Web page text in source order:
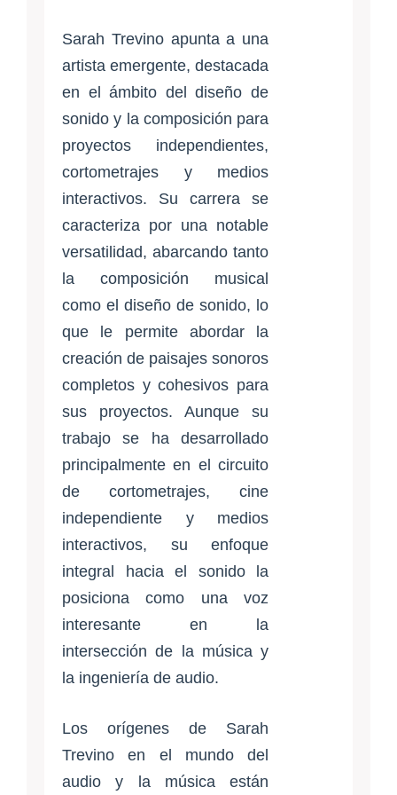
Sarah Trevino apunta a una
artista emergente, destacada
en el ámbito del diseño de
sonido y la composición para
proyectos independientes,
cortometrajes y medios
interactivos. Su carrera se
caracteriza por una notable
versatilidad, abarcando tanto
la composición musical
como el diseño de sonido, lo
que le permite abordar la
creación de paisajes sonoros
completos y cohesivos para
sus proyectos. Aunque su
trabajo se ha desarrollado
principalmente en el circuito
de cortometrajes, cine
independiente y medios
interactivos, su enfoque
integral hacia el sonido la
posiciona como una voz
interesante en la
intersección de la música y
la ingeniería de audio.
Los orígenes de Sarah
Trevino en el mundo del
audio y la música están